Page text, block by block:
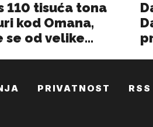
PRIVATNOST RSS